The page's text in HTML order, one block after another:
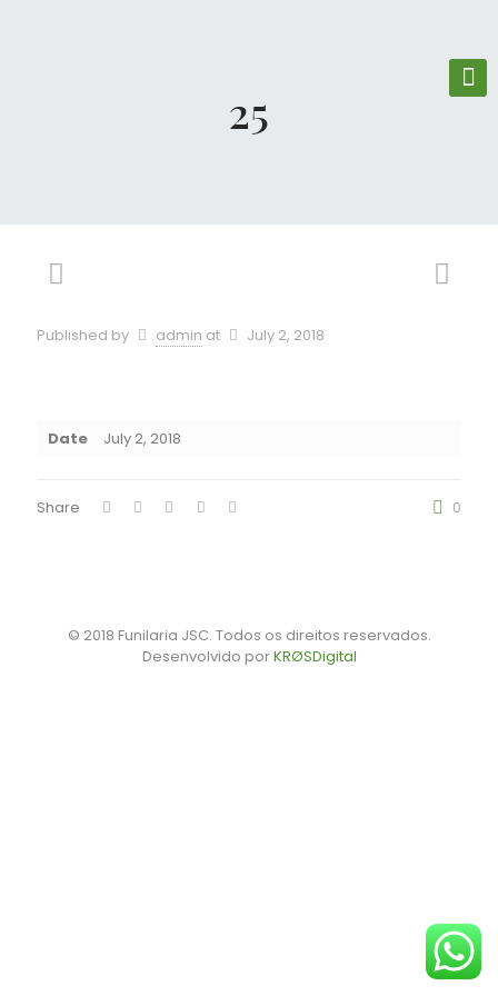
25
Published by admin at July 2, 2018
Date July 2, 2018
Share 0
© 2018 Funilaria JSC. Todos os direitos reservados.
Desenvolvido porKRØSDigital